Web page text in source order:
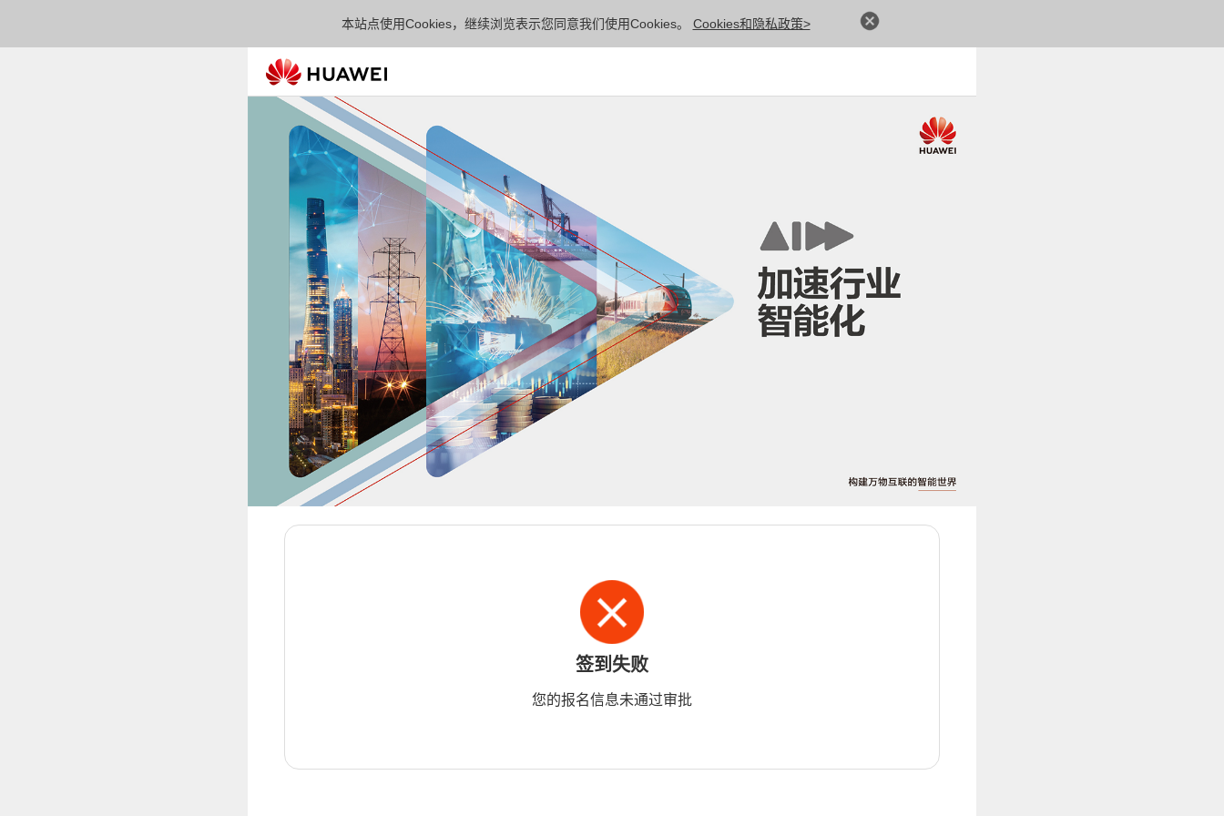
本站点使用Cookies，继续浏览表示您同意我们使用Cookies。 Cookies和隐私政策>
签到失败
您的报名信息未通过审批